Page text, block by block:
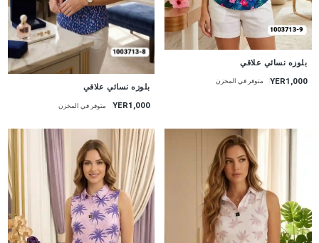
بلوزه نسائي علاقي
YER1,000 متوفر في المخزن جديد
بلوزه نسائي علاقي
YER1,000 متوفر في المخزن